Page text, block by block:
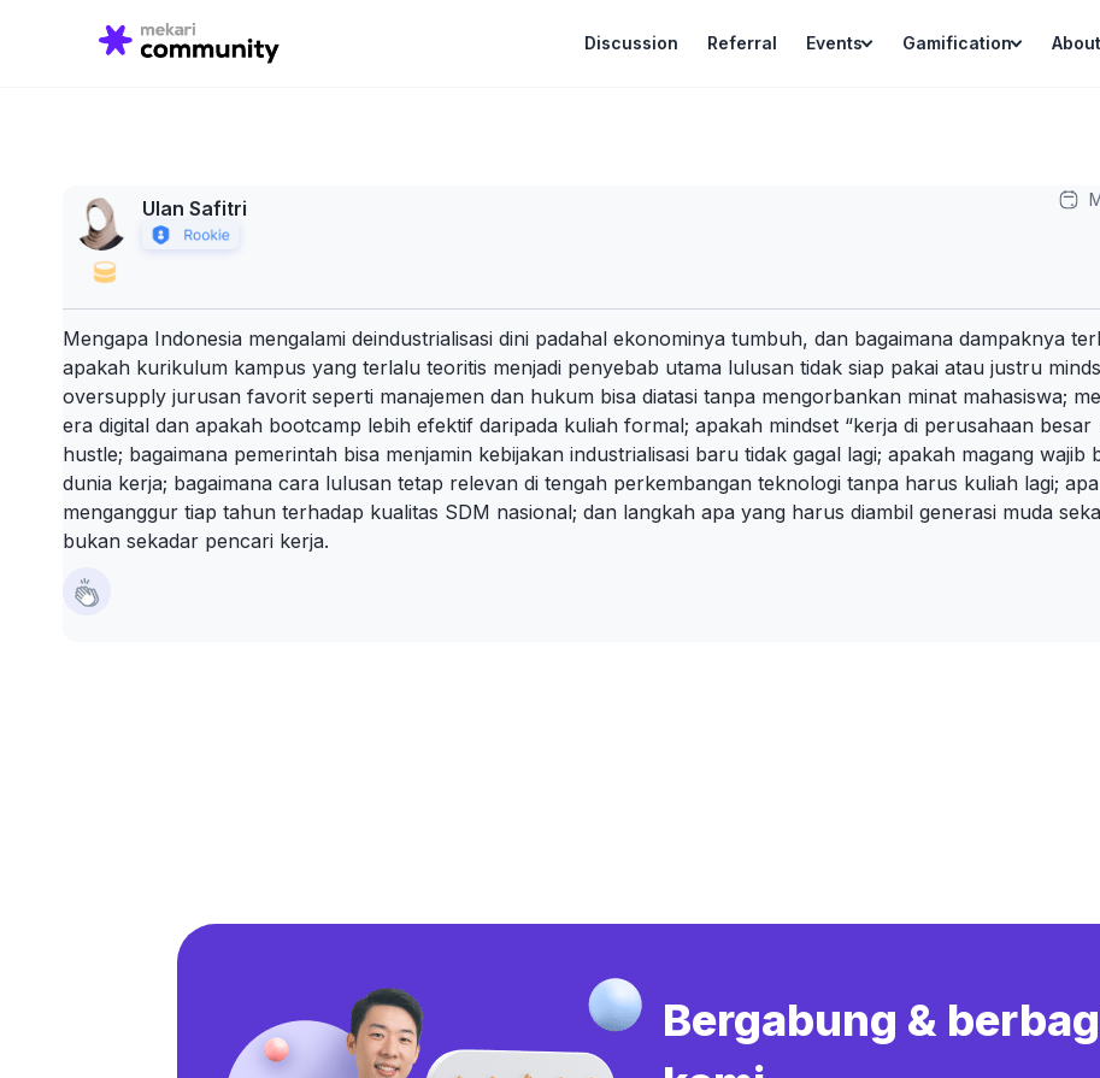
Discussion Referral Events Gamification About
for:
Ulan Safitri
Mengapa Indonesia mengalami deindustrialisasi dini padahal ekonominya tumbuh, dan bagaimana dampaknya
apakah kurikulum kampus yang terlalu teoritis menjadi penyebab utama lulusan tidak siap pakai atau justru
oversupply jurusan favorit seperti manajemen dan hukum bisa diatasi tanpa mengorbankan minat mahasiswa;
era digital dan apakah bootcamp lebih efektif daripada kuliah formal; apakah mindset “kerja di perusahaan
hustle; bagaimana pemerintah bisa menjamin kebijakan industrialisasi baru tidak gagal lagi; apakah magang
dunia kerja; bagaimana cara lulusan tetap relevan di tengah perkembangan teknologi tanpa harus kuliah lagi;
menganggur tiap tahun terhadap kualitas SDM nasional; dan langkah apa yang harus diambil generasi muda
bukan sekadar pencari kerja.
Bergabung &